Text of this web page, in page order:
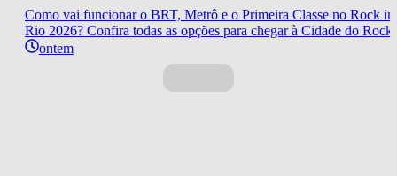
Como vai funcionar o BRT, Metrô e o Primeira Classe no Rock in
Rio 2026? Confira todas as opções para chegar à Cidade do Rock
ontem